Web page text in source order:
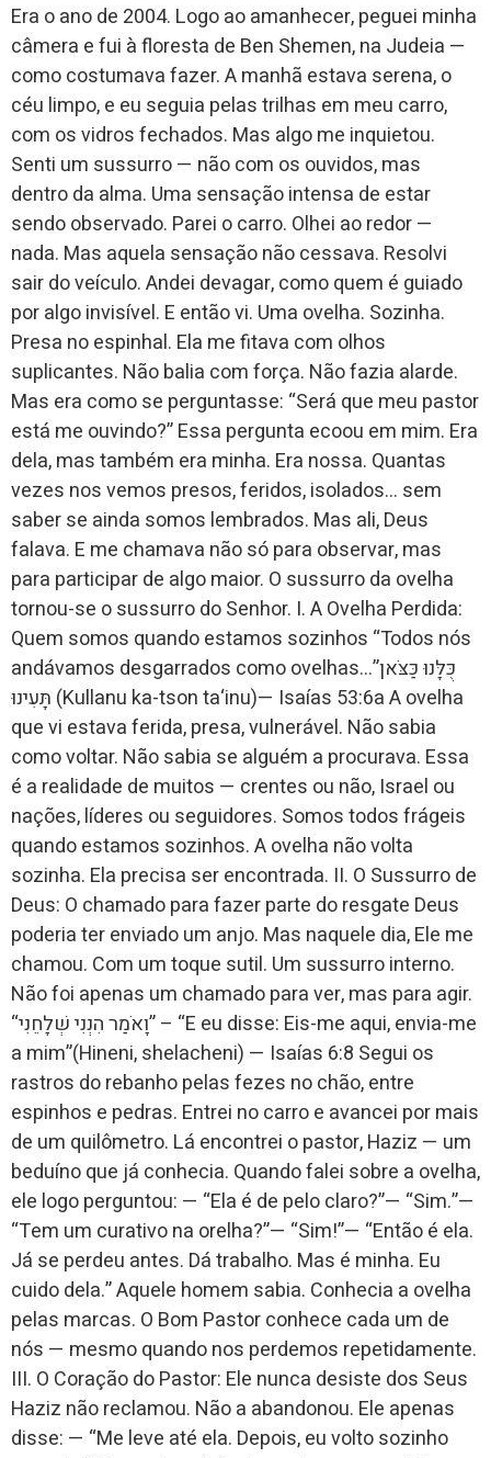
Era o ano de 2004. Logo ao amanhecer, peguei minha
câmera e fui à floresta de Ben Shemen, na Judeia —
como costumava fazer. A manhã estava serena, o
céu limpo, e eu seguia pelas trilhas em meu carro,
com os vidros fechados. Mas algo me inquietou.
Senti um sussurro — não com os ouvidos, mas
dentro da alma. Uma sensação intensa de estar
sendo observado. Parei o carro. Olhei ao redor —
nada. Mas aquela sensação não cessava. Resolvi
sair do veículo. Andei devagar, como quem é guiado
por algo invisível. E então vi. Uma ovelha. Sozinha.
Presa no espinhal. Ela me fitava com olhos
suplicantes. Não balia com força. Não fazia alarde.
Mas era como se perguntasse: “Será que meu pastor
está me ouvindo?” Essa pergunta ecoou em mim. Era
dela, mas também era minha. Era nossa. Quantas
vezes nos vemos presos, feridos, isolados… sem
saber se ainda somos lembrados. Mas ali, Deus
falava. E me chamava não só para observar, mas
para participar de algo maior. O sussurro da ovelha
tornou-se o sussurro do Senhor. I. A Ovelha Perdida:
Quem somos quando estamos sozinhos “Todos nós
andávamos desgarrados como ovelhas…”כֻּלָּנוּ כַּצֹּאן
תָּעִינוּ (Kullanu ka-tson ta‘inu)— Isaías 53:6a A ovelha
que vi estava ferida, presa, vulnerável. Não sabia
como voltar. Não sabia se alguém a procurava. Essa
é a realidade de muitos — crentes ou não, Israel ou
nações, líderes ou seguidores. Somos todos frágeis
quando estamos sozinhos. A ovelha não volta
sozinha. Ela precisa ser encontrada. II. O Sussurro de
Deus: O chamado para fazer parte do resgate Deus
poderia ter enviado um anjo. Mas naquele dia, Ele me
chamou. Com um toque sutil. Um sussurro interno.
Não foi apenas um chamado para ver, mas para agir.
“וָאֹמַר הִנְנִי שְׁלָחֵנִי” – “E eu disse: Eis-me aqui, envia-me
a mim”(Hineni, shelacheni) — Isaías 6:8 Segui os
rastros do rebanho pelas fezes no chão, entre
espinhos e pedras. Entrei no carro e avancei por mais
de um quilômetro. Lá encontrei o pastor, Haziz — um
beduíno que já conhecia. Quando falei sobre a ovelha,
ele logo perguntou: — “Ela é de pelo claro?”— “Sim.”—
“Tem um curativo na orelha?”— “Sim!”— “Então é ela.
Já se perdeu antes. Dá trabalho. Mas é minha. Eu
cuido dela.” Aquele homem sabia. Conhecia a ovelha
pelas marcas. O Bom Pastor conhece cada um de
nós — mesmo quando nos perdemos repetidamente.
III. O Coração do Pastor: Ele nunca desiste dos Seus
Haziz não reclamou. Não a abandonou. Ele apenas
disse: — “Me leve até ela. Depois, eu volto sozinho